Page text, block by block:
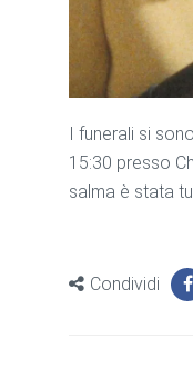
I funerali si
15:30 presso
salma è stata
Condividi